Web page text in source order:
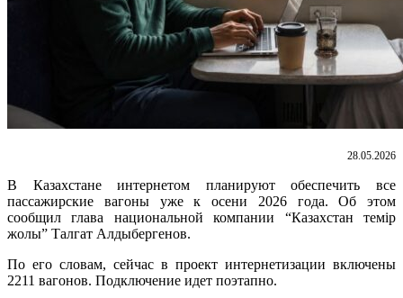
28.05.2026
В Казахстане интернетом планируют обеспечить все
пассажирские вагоны уже к осени 2026 года. Об этом
сообщил глава национальной компании “Казахстан темір
жолы” Талгат Алдыбергенов.
По его словам, сейчас в проект интернетизации включены
2211 вагонов. Подключение идет поэтапно.